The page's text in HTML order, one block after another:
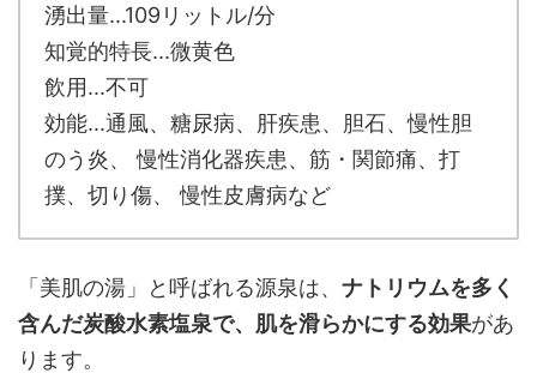
湧出量...109リットル/分
知覚的特長...微黄色
飲用...不可
効能...通風、糖尿病、肝疾患、胆石、慢性胆
のう炎、 慢性消化器疾患、筋・関節痛、打
撲、切り傷、 慢性皮膚病など
「美肌の湯」と呼ばれる源泉は、 ナトリウムを多く
含んだ炭酸水素塩泉で、肌を滑らかにする効果があ
ります。